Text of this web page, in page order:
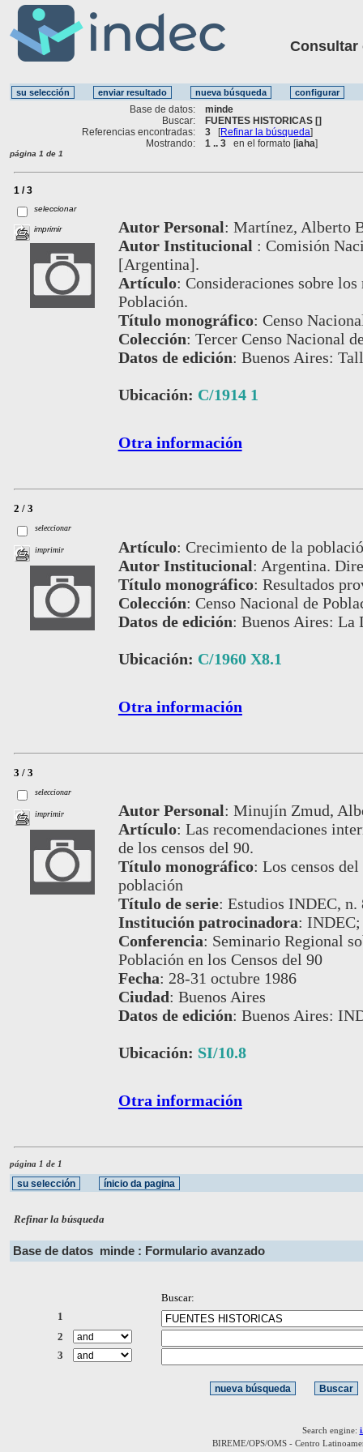
Consultar
Base de datos:
minde
Buscar:
FUENTES HISTORICAS []
Referencias encontradas:
3 [Refinar la búsqueda]
Mostrando:
1 .. 3 en el formato [iaha]
página 1 de 1
1 / 3
seleccionar
imprimir Autor Personal: Martínez, Alberto
Autor Institucional : Comisión
[Argentina].
Artículo: Consideraciones sobre
Población.
Título monográfico: Censo
Colección: Tercer Censo Nacional
Datos de edición: Buenos Aires:
Ubicación: C/1914 1
Otra información
2 / 3
seleccionar
imprimir Artículo: Crecimiento de la
Autor Institucional: Argentina.
Título monográfico: Resultados
Colección: Censo Nacional de
Datos de edición: Buenos Aires: La
Ubicación: C/1960 X8.1
Otra información
3 / 3
seleccionar
imprimir Autor Personal: Minujín Zmud,
Artículo: Las recomendaciones
de los censos del 90.
Título monográfico: Los censos
población
Título de serie: Estudios INDEC, n.
Institución patrocinadora:
Conferencia: Seminario Regional
Población en los Censos del 90
Fecha: 28-31 octubre 1986
Ciudad: Buenos Aires
Datos de edición: Buenos Aires:
Ubicación: SI/10.8
Otra información
página 1 de 1
Refinar la búsqueda
Base de datos minde : Formulario avanzado
Buscar:
1
2
3
Search engine:
BIREME/OPS/OMS - Centro